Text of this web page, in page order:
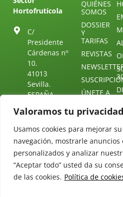
Valoramos tu privacidad
Usamos cookies para mejorar
navegación, mostrarle anuncios
personalizados y analizar
“Aceptar todo” usted da su
de las cookies. Política de
Hortofrutícola
C/
Presidente
Cárdenas nº
10.
41013
Sevilla.
ESPAÑA
Tel: (+34) 954
QUIÉNES
SOMOS
DOSSIER
Y
TARIFAS
REVISTAS
ÚNETE A
TELEGRAM